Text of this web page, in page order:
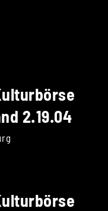
2.19.04